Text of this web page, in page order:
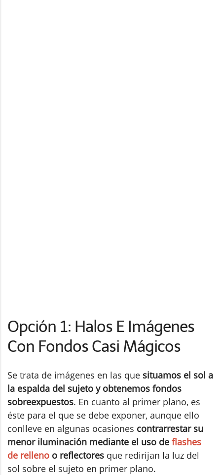
Opción 1: Halos E Imágenes
Con Fondos Casi Mágicos
Se trata de imágenes en las que situamos el sol a
la espalda del sujeto y obtenemos fondos
sobreexpuestos. En cuanto al primer plano, es
éste para el que se debe exponer, aunque ello
conlleve en algunas ocasiones contrarrestar su
menor iluminación mediante el uso de flashes
de relleno o reflectores que redirijan la luz del
sol sobre el sujeto en primer plano.